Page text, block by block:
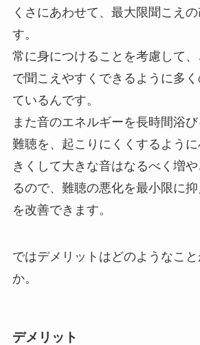
くさにあわせて、最大限聞こえ
す。
常に身につけることを考慮して
で聞こえやすくできるように多
ているんです。
また音のエネルギーを長時間浴
難聴を、起こりにくくするよう
きくして大きな音はなるべく増
るので、難聴の悪化を最小限に抑
を改善できます。
ではデメリットはどのようなこ
か。
デメリット